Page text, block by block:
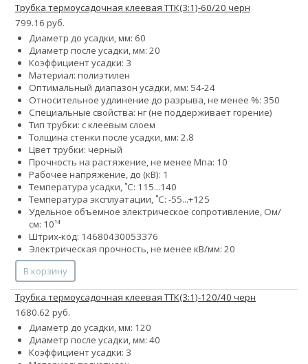
Трубка термоусадочная клеевая ТТК(3:1)-60/20 черн
799.16 руб.
Диаметр до усадки, мм: 60
Диаметр после усадки, мм: 20
Коэффициент усадки: 3
Материал: полиэтилен
Оптимальный диапазон усадки, мм: 54-24
Относительное удлинение до разрыва, не менее %: 350
Специальные свойства: нг (не поддерживает горение)
Тип трубки: с клеевым слоем
Толщина стенки после усадки, мм: 2.8
Цвет трубки: черный
Прочность на растяжение, не менее Мпа: 10
Рабочее напряжение, до (кВ): 1
Температура усадки, ˚С: 115...140
Температура эксплуатации, ˚С: -55...+125
Удельное объемное электрическое сопротивление, Ом/
см: 10¹⁴
Штрих-код: 14680430053376
Электрическая прочность, не менее кВ/мм: 20
В корзину
Трубка термоусадочная клеевая ТТК(3:1)-120/40 черн
1680.62 руб.
Диаметр до усадки, мм: 120
Диаметр после усадки, мм: 40
Коэффициент усадки: 3